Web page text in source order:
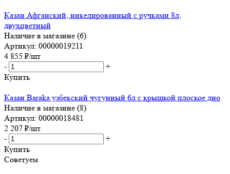
Казан Афганский, никелированный с ручками 8л,
двухцветный
Наличие в магазине (6)
Артикул: 00000019211
4 855 ₽/шт
-
+
Купить
Казан Baraka узбекский чугунный 6л с крышкой плоское дно
Наличие в магазине (8)
Артикул: 00000018481
2 207 ₽/шт
-
+
Купить
Советуем